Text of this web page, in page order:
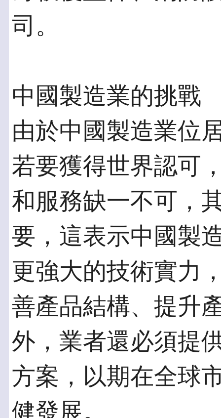
司。
中國製造業的挑戰
由於中國製造業位
若要獲得世界認可
和服務缺一不可，
要，這表示中國製
更強大的技術實力
善產品結構、提升
外，業者還必須提
方案，以期在全球
健發展。